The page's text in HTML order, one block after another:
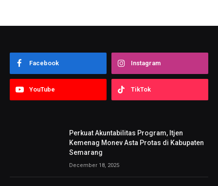
Facebook Instagram
YouTube TikTok
Perkuat Akuntabilitas Program, Itjen
Kemenag Monev Asta Protas di Kabupaten
Semarang
December 18, 2025